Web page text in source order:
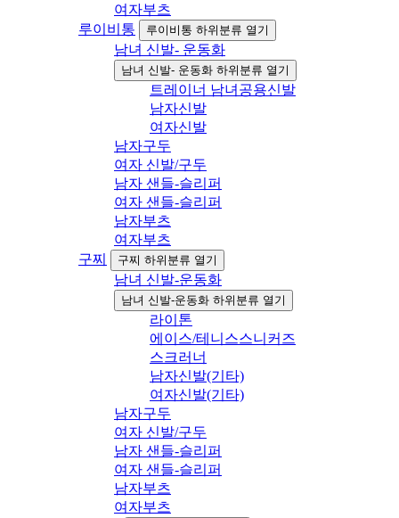
여자부츠
루이비통
루이비통 하위분류 열기
남녀 신발- 운동화
남녀 신발- 운동화 하위분류 열기
트레이너 남녀공용신발
남자신발
여자신발
남자구두
여자 신발/구두
남자 샌들-슬리퍼
여자 샌들-슬리퍼
남자부츠
여자부츠
구찌
구찌 하위분류 열기
남녀 신발-운동화
남녀 신발-운동화 하위분류 열기
라이톤
에이스/테니스스니커즈
스크러너
남자신발(기타)
여자신발(기타)
남자구두
여자 신발/구두
남자 샌들-슬리퍼
여자 샌들-슬리퍼
남자부츠
여자부츠